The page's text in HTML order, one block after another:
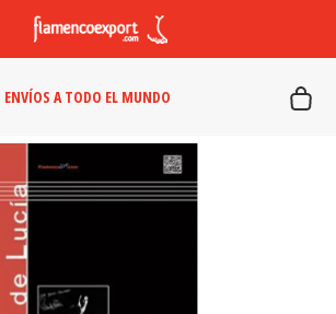
ENVÍOS A TODO EL MUNDO